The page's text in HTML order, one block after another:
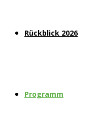
Rückblick 2026
Programm